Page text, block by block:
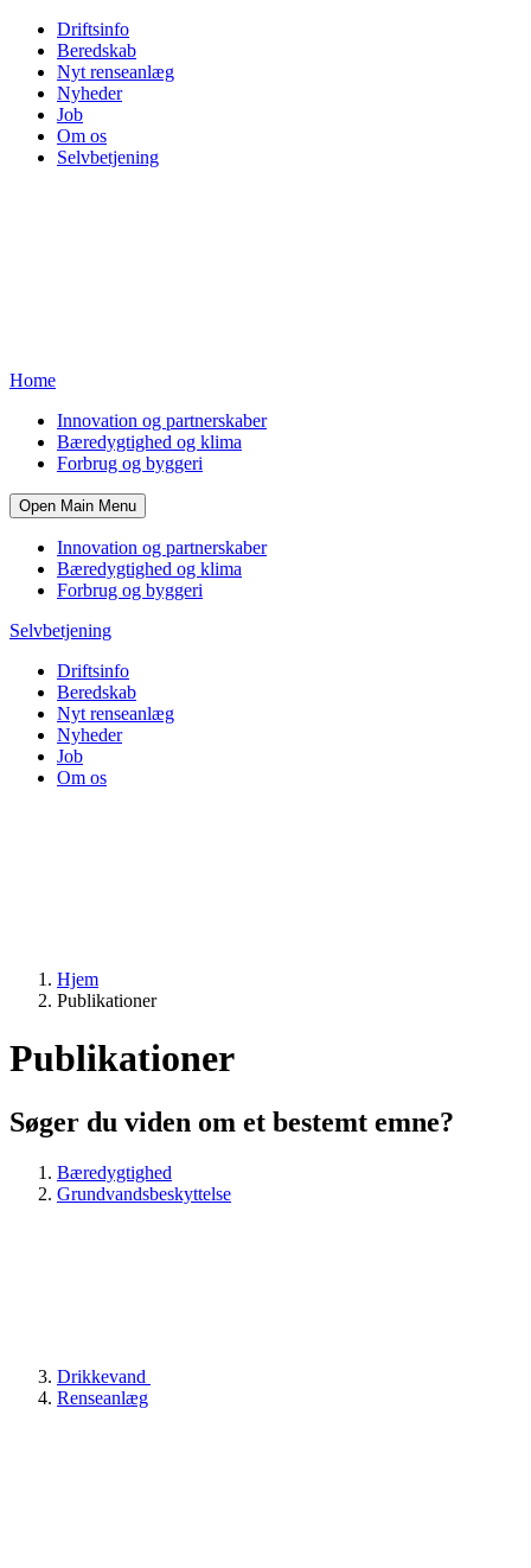
Driftsinfo
Beredskab
Nyt renseanlæg
Nyheder
Job
Om os
Selvbetjening
Home
Innovation og partnerskaber
Bæredygtighed og klima
Forbrug og byggeri
Open Main Menu
Innovation og partnerskaber
Bæredygtighed og klima
Forbrug og byggeri
Selvbetjening
Driftsinfo
Beredskab
Nyt renseanlæg
Nyheder
Job
Om os
Hjem
Publikationer
Publikationer
Søger du viden om et bestemt emne?
Bæredygtighed
Grundvandsbeskyttelse
Drikkevand
Renseanlæg